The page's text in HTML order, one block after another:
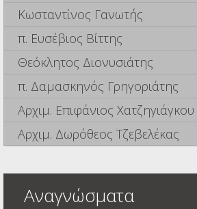
Κωσταντίνος Γανωτής
π. Ευσέβιος Βίττης
Θεόκλητος Διονυσιάτης
π. Δαμασκηνός Γρηγοριάτης
Αρχιμ. Επιφάνιος Χατζηγιάγκου
Αρχιμ. Δωρόθεος Τζεβελέκας
Αναγνώσματα